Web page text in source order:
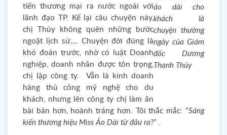
áo dài cho
khách là
chuyện thường
ngày của Giám
đốc Dương
Thanh Thủy
tiến thương mại ra nước ngoài với
lãnh đạo TP. Kể lại câu chuyện này,
chị Thủy không quên những bước
ngoặt lịch sử…. Chuyện đời đúng là
khó đoán trước, nhờ có luật Doanh
nghiệp, doanh nhân được tôn trọng,
chị lập công ty. Vẫn là kinh doanh
hàng thủ công mỹ nghệ cho du
khách, nhưng lên công ty chị làm ăn
bài bản hơn, hoành tráng hơn. Tôi thắc mắc: “Sáng
kiến thương hiệu Miss Áo Dài từ đâu ra?” .